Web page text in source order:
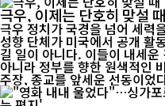
극우, 이제는 단호히 맞설 때
극우 정치가 국경을 넘어 세력
성향 단체가 미국에서 공개 활
길 일이 아니다. 이들이 내세
아니라 정부를 향한 원색적인
주장, 종교를 앞세운 선동이었